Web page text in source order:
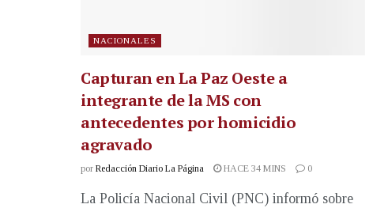
NACIONALES
Capturan en La Paz Oeste a
integrante de la MS con
antecedentes por homicidio
agravado
por Redacción Diario La Página HACE 34 MINS 0
La Policía Nacional Civil (PNC) informó sobre